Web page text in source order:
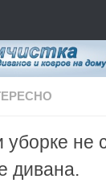
не
дивана.